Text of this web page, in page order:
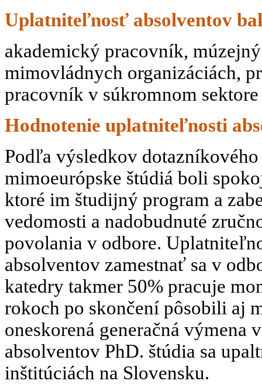
Uplatniteľnosť absolventov
akademický pracovník,
mimovládnych organizáciách,
pracovník v súkromnom
Hodnotenie uplatniteľnosti
Podľa výsledkov
mimoeurópske štúdiá boli
ktoré im študijný program a
vedomosti a nadobudnuté
povolania v odbore.
absolventov zamestnať sa v
katedry takmer 50% pracuje
rokoch po skončení pôsobili aj
oneskorená generačná výmena
absolventov PhD. štúdia sa
inštitúciách na Slovensku.